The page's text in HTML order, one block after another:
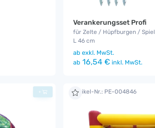
Verankerungsset Profi
für Zelte / Hüpfburgen / Spiel
L 46 cm
ab exkl. MwSt.
ab 16,54 € inkl. MwSt.
+ Artikel-Nr.: PE-004846